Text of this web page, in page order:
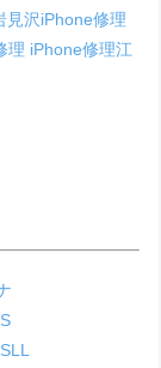
見沢iPhone修理
理 iPhone修理江